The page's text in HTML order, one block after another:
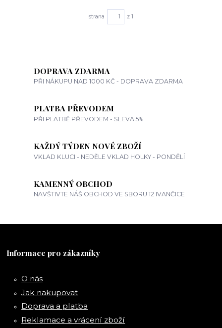
strana z 1
DOPRAVA ZDARMA
PŘI NÁKUPU NAD 1000 KČ - DOPRAVA ZDARMA
PLATBA PŘEVODEM
PŘI PLATBĚ PŘEVODEM - SLEVA 5%
KAŽDÝ TÝDEN NOVÉ ZBOŽÍ
VKLAD KLUCI - NEDĚLE VKLAD HOLKY - PONDĚLÍ
KAMENNÝ OBCHOD
NAVŠTIVTE NÁŠ OBCHOD VE SBORU 12 IVANČICE
Informace pro zákazníky
O nás
Jak nakupovat
Doprava a platba
Reklamace a vrácení zboží